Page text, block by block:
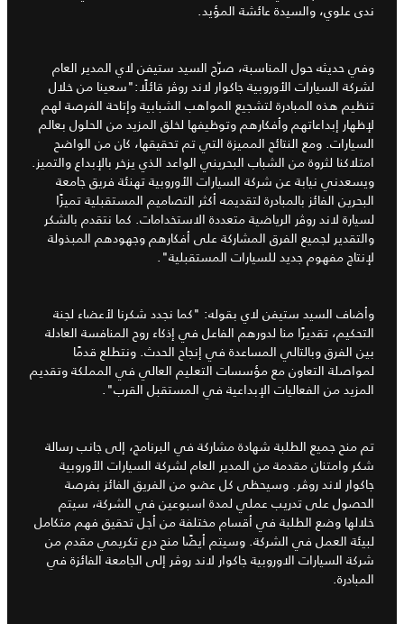
ندى علوي، والسيدة عائشة المؤيد.
وفي حديثه حول المناسبة، صرّح السيد ستيفن لاي المدير العام
لشركة السيارات الأوروبية جاكوار لاند روﭬر قائلًا:"سعينا من خلال
تنظيم هذه المبادرة لتشجيع المواهب الشبابية وإتاحة الفرصة لهم
لإظهار إبداعاتهم وأفكارهم وتوظيفها لخلق المزيد من الحلول بعالم
السيارات. ومع النتائج المميزة التي تم تحقيقها، كان من الواضح
امتلاكنا لثروة من الشباب البحريني الواعد الذي يزخر بالإبداع والتميز.
ويسعدني نيابة عن شركة السيارات الأوروبية تهنئة فريق جامعة
البحرين الفائز بالمبادرة لتقديمه أكثر التصاميم المستقبلية تميزًا
لسيارة لاند روﭬر الرياضية متعددة الاستخدامات. كما نتقدم بالشكر
والتقدير لجميع الفرق المشاركة على أفكارهم وجهودهم المبذولة
لإنتاج مفهوم جديد للسيارات المستقبلية".
وأضاف السيد ستيفن لاي بقوله: "كما نجدد شكرنا لأعضاء لجنة
التحكيم، تقديرًا منا لدورهم الفاعل في إذكاء روح المنافسة العادلة
بين الفرق وبالتالي المساعدة في إنجاح الحدث. ونتطلع قدمًا
لمواصلة التعاون مع مؤسسات التعليم العالي في المملكة وتقديم
المزيد من الفعاليات الإبداعية في المستقبل القرب".
تم منح جميع الطلبة شهادة مشاركة في البرنامج، إلى جانب رسالة
شكر وامتنان مقدمة من المدير العام لشركة السيارات الأوروبية
جاكوار لاند روڤر. وسيحظى كل عضو من الفريق الفائز بفرصة
الحصول على تدريب عملي لمدة اسبوعين في الشركة، سيتم
خلالها وضع الطلبة في أقسام مختلفة من أجل تحقيق فهم متكامل
لبيئة العمل في الشركة. وسيتم أيضًا منح درع تكريمي مقدم من
شركة السيارات الاوروبية جاكوار لاند روڤر إلى الجامعة الفائزة في
المبادرة.